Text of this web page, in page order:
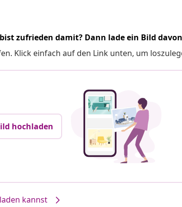
zufrieden damit? Dann lade ein Bild
Klick einfach auf den Link unten, um
hochladen
kannst